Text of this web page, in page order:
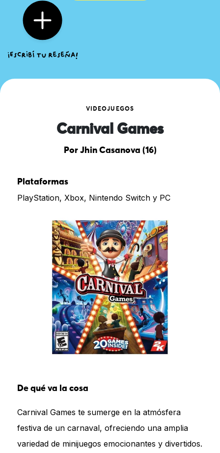
VIDEOJUEGOS
Carnival Games
Por Jhin Casanova (16)
Plataformas
PlayStation, Xbox, Nintendo Switch y PC
De qué va la cosa
Carnival Games te sumerge en la atmósfera
festiva de un carnaval, ofreciendo una amplia
variedad de minijuegos emocionantes y divertidos.